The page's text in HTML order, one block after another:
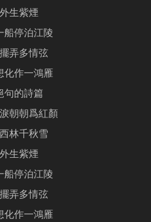
生紫煙
船停泊江陵
弄多情弦
化作一鴻雁
句的詩篇
朝朝爲紅顏
林千秋雪
生紫煙
船停泊江陵
弄多情弦
化作一鴻雁